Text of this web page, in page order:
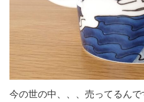
今の世の中、、、売ってるん